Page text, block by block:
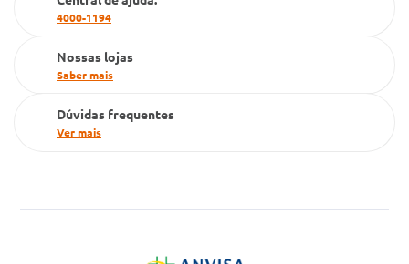
Televendas
4000-1194
Nossas lojas
Saber mais
Dúvidas frequentes
Ver mais